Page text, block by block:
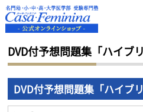
HOME DVD付予想問題集「ハイ
DVD付予想問題集「ハイブ
DVD付予想問題集「ハイブ